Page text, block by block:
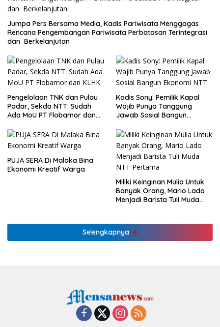
Jumpa Pers Bersama Media, Kadis Pariwisata Menggagas
Rencana Pengembangan Pariwisata Perbatasan Terintegrasi
dan Berkelanjutan
Pengelolaan TNK dan Pulau
Padar, Sekda NTT: Sudah
Ada MoU PT Flobamor dan
Kadis Sony: Pemilik Kapal
Wajib Punya Tanggung
Jawab Sosial Bangun
PUJA SERA Di Malaka Bina
Ekonomi Kreatif Warga
Miliki Keinginan Mulia Untuk
Banyak Orang, Mario Lado
Menjadi Barista Tuli Muda
Selengkapnya